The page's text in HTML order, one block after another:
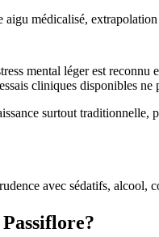
aigu médicalisé,
mental léger est
cliniques disponibles
surtout traditionnelle,
avec sédatifs, alcool,
?